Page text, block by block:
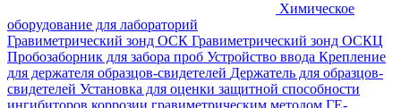
Химическое
оборудование для лабораторий
Гравиметрический зонд ОСК Гравиметрический зонд ОСКЦ
Пробозаборник для забора проб Устройство ввода Крепление
для держателя образцов-свидетелей Держатель для образцов-
свидетелей Установка для оценки защитной способности
ингибиторов коррозии гравиметрическим методом ГЕ-